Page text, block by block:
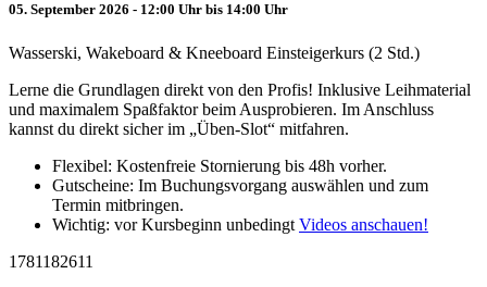
05. September 2026 - 12:00 Uhr bis 14:00 Uhr
Wasserski, Wakeboard & Kneeboard Einsteigerkurs (2 Std.)
Lerne die Grundlagen direkt von den Profis! Inklusive Leihmaterial
und maximalem Spaßfaktor beim Ausprobieren. Im Anschluss
kannst du direkt sicher im „Üben-Slot“ mitfahren.
Flexibel: Kostenfreie Stornierung bis 48h vorher.
Gutscheine: Im Buchungsvorgang auswählen und zum
Termin mitbringen.
Wichtig: vor Kursbeginn unbedingt Videos anschauen!
1781182611